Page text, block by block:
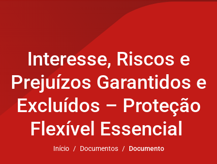
Interesse, Riscos e
Prejuízos Garantidos e
Excluídos – Proteção
Flexível Essencial
Início Documentos Documento